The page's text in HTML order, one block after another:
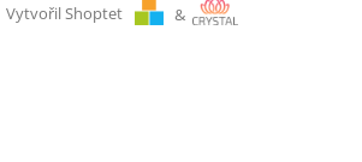
Vytvořil Shoptet &